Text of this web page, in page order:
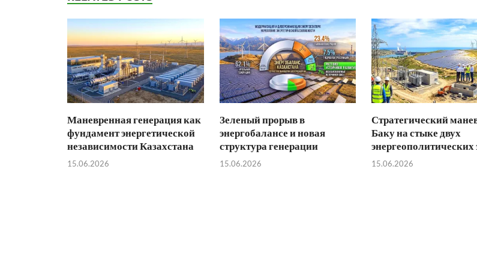
Маневренная генерация как
фундамент энергетической
независимости Казахстана
15.06.2026
Зеленый прорыв в
энергобалансе и новая
структура генерации
15.06.2026
Стратегический
Баку на стыке двух
энергеополитических
15.06.2026